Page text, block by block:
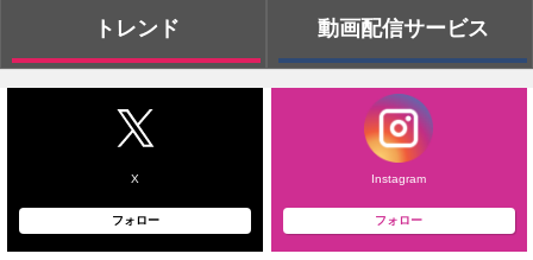
トレンド 動画配信サービス
X
フォロー
Instagram
フォロー